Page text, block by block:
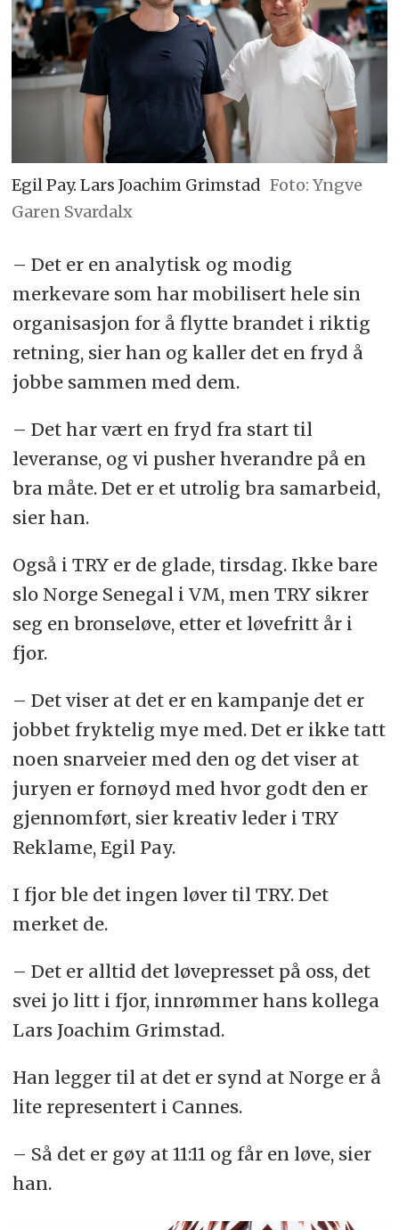
Egil Pay. Lars Joachim Grimstad Foto: Yngve
Garen Svardalx
– Det er en analytisk og modig
merkevare som har mobilisert hele sin
organisasjon for å flytte brandet i riktig
retning, sier han og kaller det en fryd å
jobbe sammen med dem.
– Det har vært en fryd fra start til
leveranse, og vi pusher hverandre på en
bra måte. Det er et utrolig bra samarbeid,
sier han.
Også i TRY er de glade, tirsdag. Ikke bare
slo Norge Senegal i VM, men TRY sikrer
seg en bronseløve, etter et løvefritt år i
fjor.
– Det viser at det er en kampanje det er
jobbet fryktelig mye med. Det er ikke tatt
noen snarveier med den og det viser at
juryen er fornøyd med hvor godt den er
gjennomført, sier kreativ leder i TRY
Reklame, Egil Pay.
I fjor ble det ingen løver til TRY. Det
merket de.
– Det er alltid det løvepresset på oss, det
svei jo litt i fjor, innrømmer hans kollega
Lars Joachim Grimstad.
Han legger til at det er synd at Norge er å
lite representert i Cannes.
– Så det er gøy at 11:11 og får en løve, sier
han.